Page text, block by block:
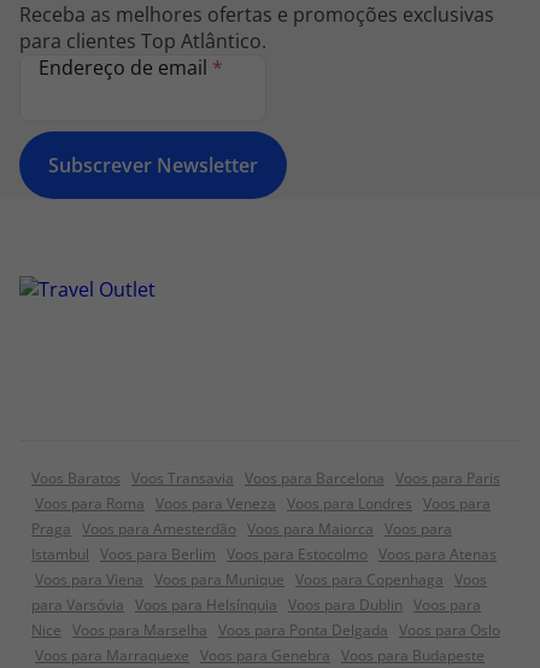
Receba as melhores ofertas e promoções exclusivas
para clientes Top Atlântico.
Endereço de email *
Subscrever Newsletter
Voos Baratos Voos Transavia Voos para Barcelona Voos para Paris
Voos para Roma Voos para Veneza Voos para Londres Voos para
Praga Voos para Amesterdão Voos para Maiorca Voos para
Istambul Voos para Berlim Voos para Estocolmo Voos para Atenas
Voos para Viena Voos para Munique Voos para Copenhaga Voos
para Varsóvia Voos para Helsínquia Voos para Dublin Voos para
Nice Voos para Marselha Voos para Ponta Delgada Voos para Oslo
Voos para Marraquexe Voos para Genebra Voos para Budapeste